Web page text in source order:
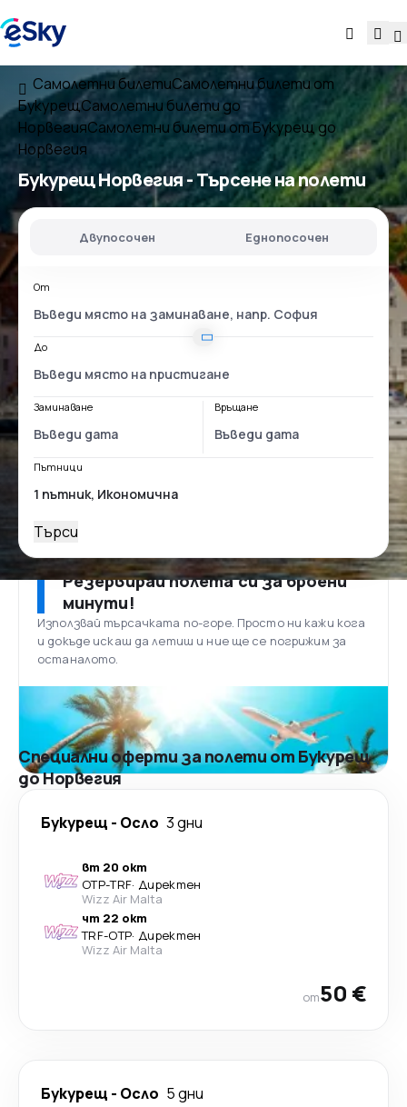
Самолетни билетиСамолетни билети от
БукурещСамолетни билети до
НорвегияСамолетни билети от Букурещ до
Норвегия
Букурещ Норвегия- Търсене на полети
Двупосочен Еднопосочен
От
До
Заминаване Връщане
Пътници
Търси
Резервирай полета си за броени
минути!
Използвай търсачката по-горе. Просто ни кажи кога
и докъде искаш да летиш и ние ще се погрижим за
останалото.
Специални оферти за полети от Букурещ
до Норвегия
Букурещ - Осло 3 дни
вт 20 окт
OTP-TRF· Директен
Wizz Air Malta
чт 22 окт
TRF-OTP· Директен
Wizz Air Malta
от50 €
Букурещ - Осло 5 дни